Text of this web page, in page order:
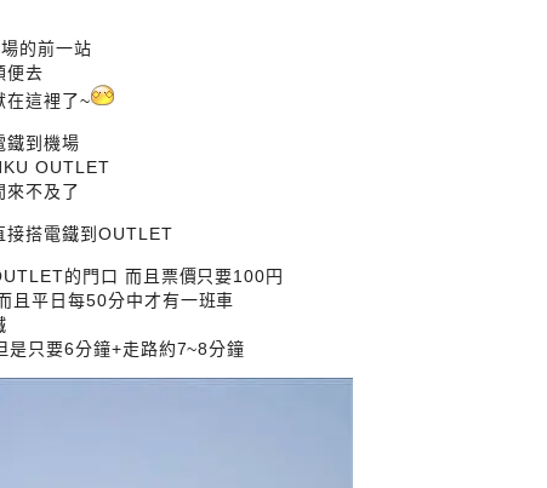
的前一站
便去
在這裡了~
鐵到機場
OUTLET
來不及了
接搭電鐵到OUTLET
的門口 而且票價只要100円
且平日每50分中才有一班車
只要6分鐘+走路約7~8分鐘